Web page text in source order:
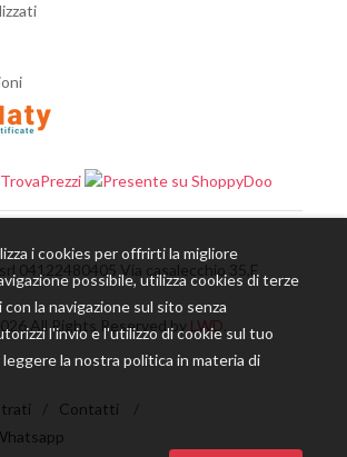
04122480405 Via casalecchio 35,E
All Rights Reserved by LWD.
Contatti
i cookies per offrirti la migliore
possibile, utilizza cookies di terze
la navigazione sul sito senza
l'invio e l'utilizzo di cookie sul tuo
la nostra politica in materia di